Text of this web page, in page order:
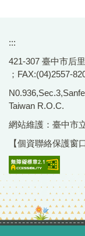
:::
421-307 臺中市后
；FAX:(04)2557-
Taiwan R.O.C.
網站維護：臺中市
【個資聯絡保護窗口